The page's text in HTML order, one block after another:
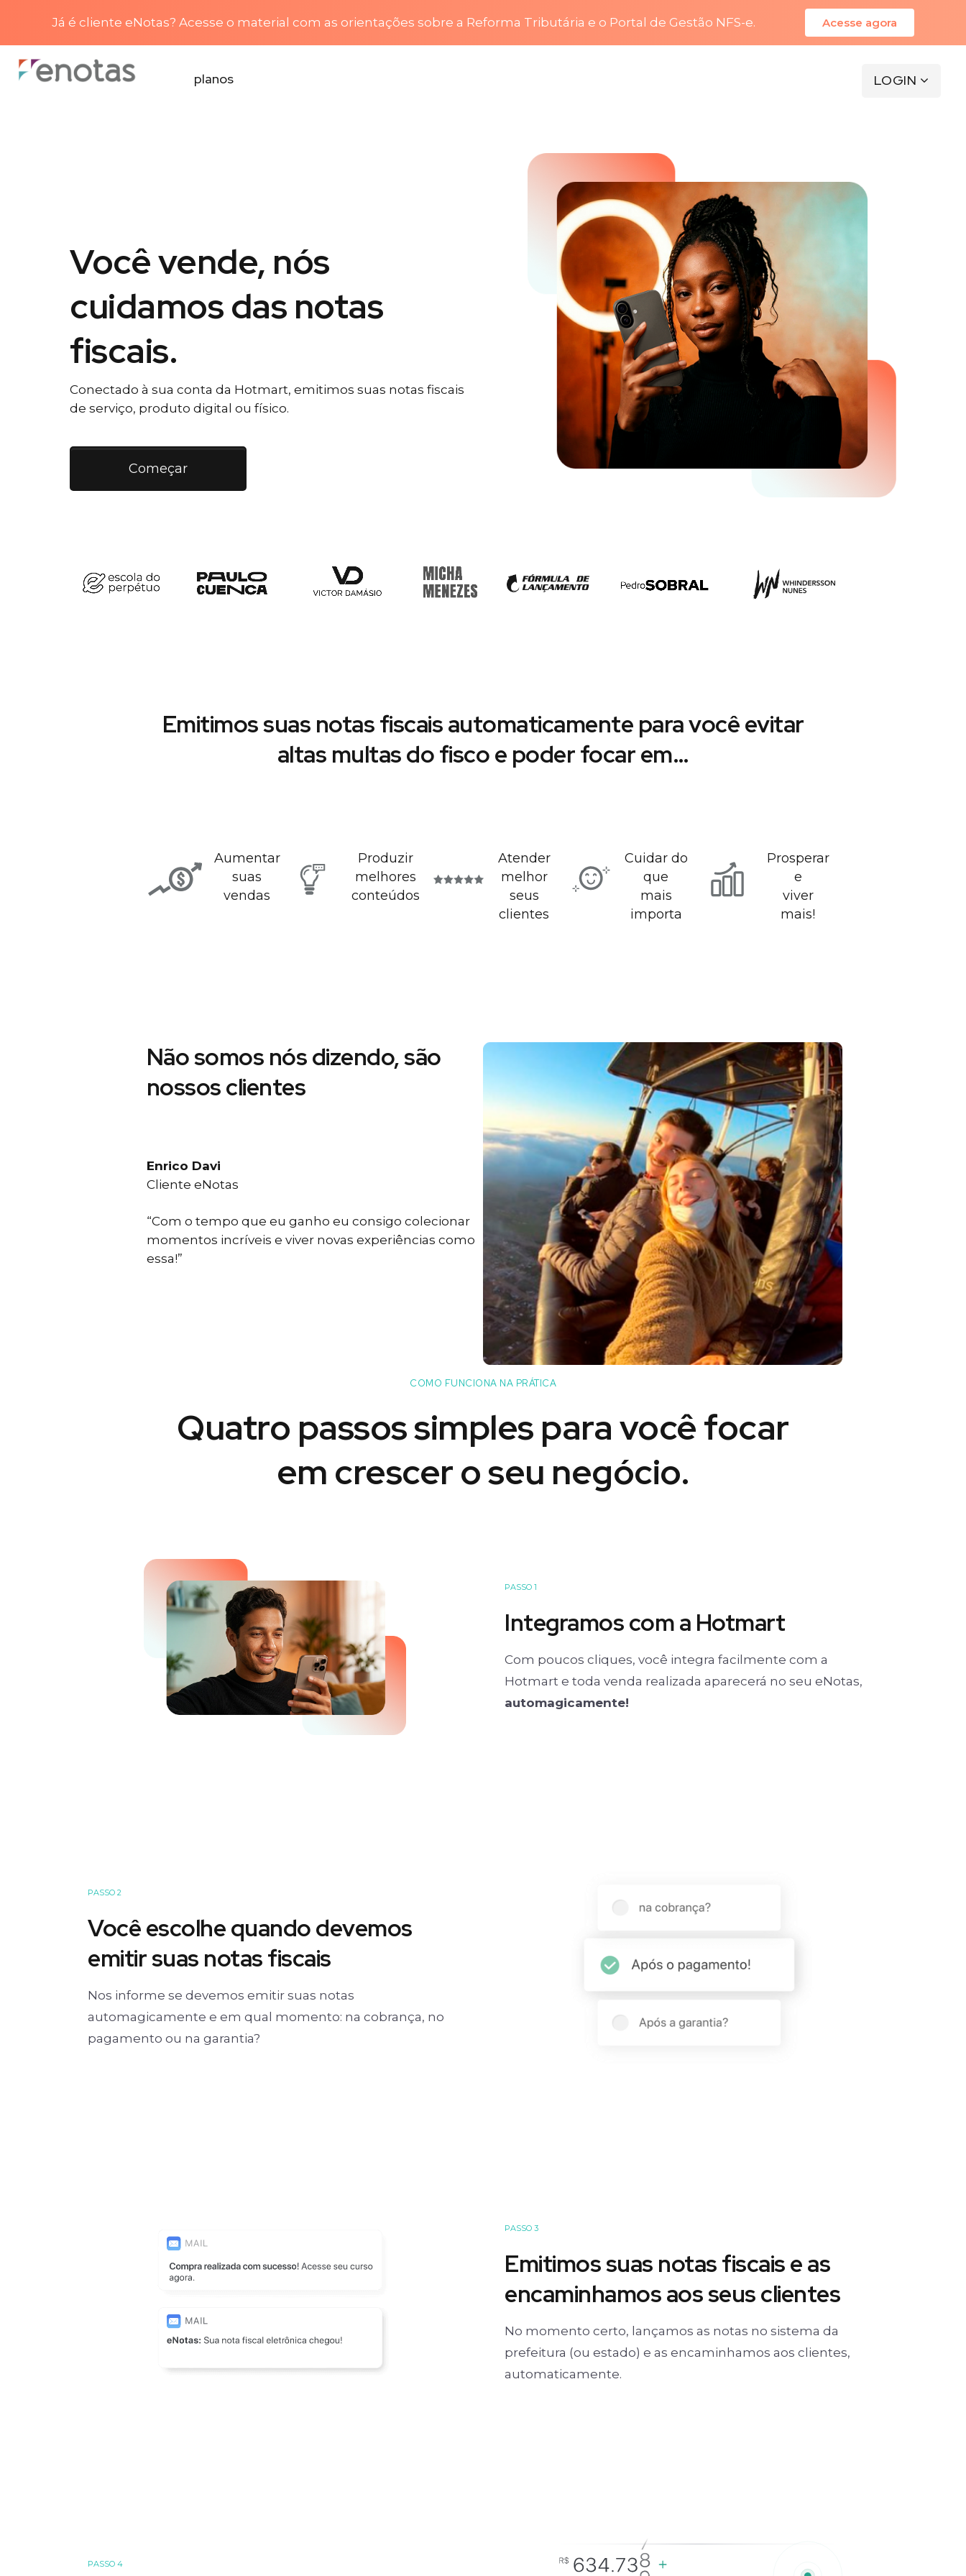
Já é cliente eNotas? Acesse o material com as orientações sobre a Reforma Tributária e o Portal de Gestão NFS-e. Acesse agora
planos LOGIN
Você vende, nós
cuidamos das notas
fiscais.
Conectado à sua conta da Hotmart, emitimos suas notas fiscais
de serviço, produto digital ou físico.
Começar
Emitimos suas notas fiscais automaticamente para você evitar
altas multas do fisco e poder focar em…
Aumentar
suas
vendas
Produzir
melhores
conteúdos
Atender
melhor
seus
clientes
Cuidar do
que
mais
importa
Prosperar
e
viver
mais!
Não somos nós dizendo, são
nossos clientes
Enrico Davi
Cliente eNotas
“Com o tempo que eu ganho eu consigo colecionar
momentos incríveis e viver novas experiências como
essa!”
COMO FUNCIONA NA PRÁTICA
Quatro passos simples para vocêfocar
em crescer o seu negócio.
PASSO 1
Integramos com a Hotmart
Com poucos cliques, você integra facilmente com a
Hotmart e toda venda realizada aparecerá no seu eNotas,
automagicamente!
PASSO 2
Você escolhe quando devemos
emitir suas notas fiscais
Nos informe se devemos emitir suas notas
automagicamente e em qual momento: na cobrança, no
pagamento ou na garantia?
PASSO 3
Emitimos suas notas fiscais e as
encaminhamos aos seus clientes
No momento certo, lançamos as notas no sistema da
prefeitura (ou estado) e as encaminhamos aos clientes,
automaticamente.
PASSO 4